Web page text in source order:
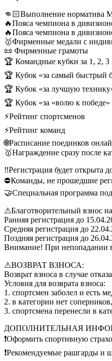
👊🏻Выполнение норматива
🔥Пояса чемпиона в
🔥Пояса чемпиона в
🥇Фирменные медали с
📜 Фирменные грамоты
🏆 Командные кубки за 1, 2,
🏆 Кубок «за самый быстрый
🏆 Кубок «за лучшую
🏆 Кубок «за «волю к победе»
⚡Рейтинг спортсменов
⚡Рейтинг команд
🌐Расписание поединков
🥇Награждение сразу после
‼Регистрация будет открыта
⛔Команды, не прошедшие
🤝Специальная программа
⚠Благотворительный взнос
Ранняя регистрация до
Средняя регистрация до
Поздняя регистрация до
Внимание! При непопадании
⚠ВОЗВРАТ ВЗНОСА:
Возврат взноса в случае
Условия для возврата взноса:
1. спортсмен заболел и есть
2. в категории нет
3. спортсмена перенесли в
ДОПОЛНИТЕЛЬНАЯ
❗Оформить спортивную
❗Рекомендуемые рашгарды и